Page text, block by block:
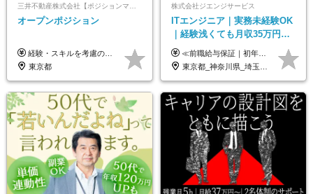
オープンポジション
経験・スキルを考慮の上、決定します。 ▼参考情報 ----------------------- ＜想定年収850万円～1,500万円（基礎給与・賞与2回含む）＞ 月給42万円～ ※時間外勤務手当・諸手当等別途 ※試用期間3ヶ月 ※残業手当有り
東京都
株式会社ジエンジサービス
ITエンジニア｜実務未経験OK
｜経験浅くても月収35万円～
｜チーム参画中心｜フルリモ
ート可｜自社サービスあり
≪前職給与保証｜初年度想定年収420万円～≫ 月給35万円以上＋決算賞与＋交通費 ※スキル・経験を考慮の上、優遇します ※上記月給には固定残業代月20時間分(4万5000円以上)を含みます。超過した場合は、その分追加支給します ※試用期間3～6ヵ月は固定残業代なし(雇用形態やその他待遇・福利厚生は同じです) ＝＝＝＝＝＝＝＝＝＝＝ ▼実力と成長にこだわった評価制度▼ 年2回の評価で昇給・昇格が決まります。 評価は、就業先のお客様からの評価をベースに、目標達成状況やプロジェクトでの役割・貢献度などを総合的に判断して決定します。 日々の働きぶりを実際に見ているお客様の声を反映することで、より公平で納得感のある評価を実現しています。 また、評価後は面談を通じてフィードバックを行い、今後の成長やキャリアについて一緒に考えていきます。 ▼成長につながる目標設定▼ 半期ごとに、具体的な行動ベースの目標を設定し、その達成度や取り組みのプロセスを評価に反映します。 目標は、お客様からのフィードバックや現場での課題をもとに設定するため、「今何を伸ばすべきか」が明確になります。 また、上司との面談を通じて振り返りと次の目標設定を行い、継続的なスキルアップと市場価値の向上を支援しています。
東京都_神奈川県_埼玉県_千葉県_大阪府_愛知県_北海道_青森県_岩手県_宮城県_秋田県_山形県_福島県_茨城県_栃木県_群馬県_新潟県_山梨県_長野県_富山県_石川県_福井県_静岡県_岐阜県_三重県_兵庫県_京都府_滋賀県_奈良県_和歌山県_広島県_岡山県_鳥取県_島根県_山口県_徳島県_香川県_愛媛県_高知県_福岡県_熊本県_佐賀県_長崎県_大分県_宮崎県_鹿児島県_沖縄県